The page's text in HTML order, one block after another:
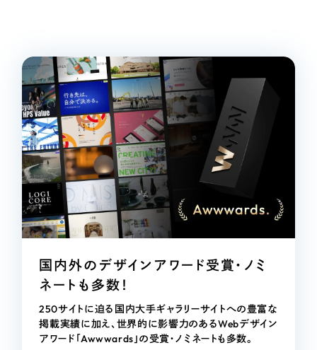
国内外のデザインアワード受賞・ノミ
ネートも多数！
250サイトに迫る国内大手ギャラリーサイトへの豊富な
掲載実績に加え、世界的に影響力のあるWebデザイン
アワード「Awwwards」の受賞・ノミネートも多数。